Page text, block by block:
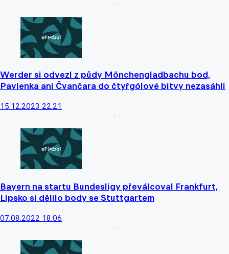
Werder si odvezl z půdy Mönchengladbachu bod,
Pavlenka ani Čvančara do čtyřgólové bitvy nezasáhli
15.12.2023 22:21
Bayern na startu Bundesligy převálcoval Frankfurt,
Lipsko si dělilo body se Stuttgartem
07.08.2022 18:06